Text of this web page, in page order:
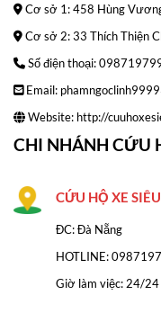
Cơ sở 1: 458 Hùng
Cơ sở 2: 33 Thích Thiện
Số điện thoại:
Email:
Website: http://
CHI NHÁNH CỨU
CỨU HỘ XE
ĐC: Đà Nẵng
HOTLINE:
Giờ làm việc: 24/24